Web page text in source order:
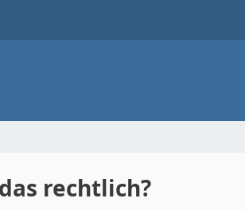
rechtlich?